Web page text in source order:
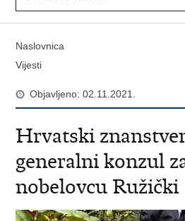
Naslovnica
Vijesti
Objavljeno: 02.11.2021.
Hrvatski
generalni konzul
nobelovcu Ružički